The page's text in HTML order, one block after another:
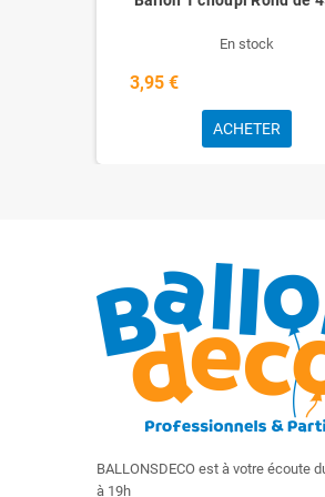
En stock
3,95 €
ACHETER
BALLONSDECO est à votre écoute
à 19h